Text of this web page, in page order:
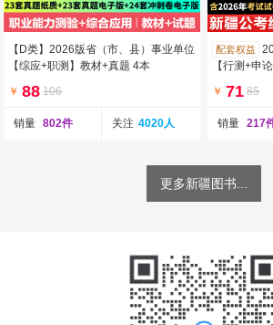
【D类】2026版省（市、县）事业单位
【综应+职测】教材+真题 4本
￥ 88 106
销量 802件 关注 4020人
配套权益
【行测+申
￥ 71 85
销量 217
更多新疆图书...